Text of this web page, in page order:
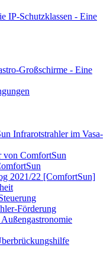
IP-Schutzklassen - Eine
Großschirme - Eine
Infrarotstrahler im Vasa-
von ComfortSun
2021/22 [ComfortSun]
Förderung